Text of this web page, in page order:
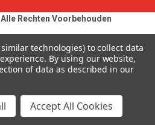
Rechten Voorbehouden
onder voorbehoud, exclusief BTW,
van producten kunnen
Op al onze aanbiedingen en
op onzePrivacy Policy
uitdrukkelijk voorbehouden.
technologies) to collect data
By using our website,
of data as described in our
Accept All Cookies